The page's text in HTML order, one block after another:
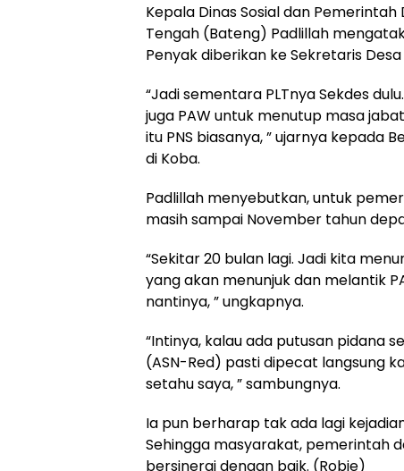
Kepala Dinas Sosial dan Pemerintah
Tengah (Bateng) Padlillah
Penyak diberikan ke Sekretaris Desa
“Jadi sementara PLTnya Sekdes
juga PAW untuk menutup masa
itu PNS biasanya, ” ujarnya kepada
di Koba.
Padlillah menyebutkan, untuk
masih sampai November tahun
“Sekitar 20 bulan lagi. Jadi kita
yang akan menunjuk dan melantik
nantinya, ” ungkapnya.
“Intinya, kalau ada putusan pidana
(ASN-Red) pasti dipecat langsung
setahu saya, ” sambungnya.
Ia pun berharap tak ada lagi
Sehingga masyarakat, pemerintah
bersinergi dengan baik. (Robie)